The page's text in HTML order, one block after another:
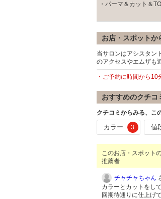
・パーマ＆カット＆
お店・スポットか
当サロンはアシスタン
のアクセスやエムザも
・ご予約に時間から
おすすめのクチコ
クチコミからみる、こ
カラー 3 値
このお店・スポット
推薦者
チャチャちゃん
カラーとカットをし
回期待通りに仕上げ